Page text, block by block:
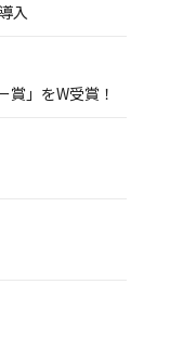
入
」をW受賞！